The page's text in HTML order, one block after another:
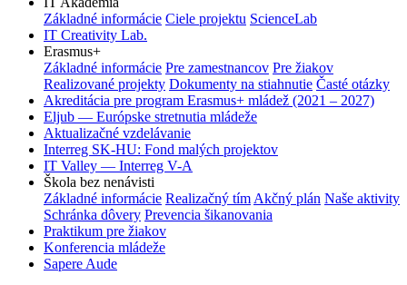
Základné informácie Ciele projektu ScienceLab
IT Creativity Lab.
Erasmus+
Základné informácie Pre zamestnancov Pre žiakov
Realizované projekty Dokumenty na stiahnutie Časté otázky
Akreditácia pre program Erasmus+ mládež (2021 – 2027)
Eljub — Európske stretnutia mládeže
Aktualizačné vzdelávanie
Interreg SK-HU: Fond malých projektov
IT Valley — Interreg V-A
Škola bez nenávisti
Základné informácie Realizačný tím Akčný plán Naše aktivity
Schránka dôvery Prevencia šikanovania
Praktikum pre žiakov
Konferencia mládeže
Sapere Aude